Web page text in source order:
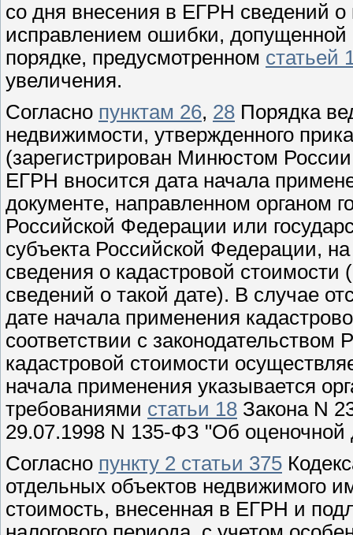
со дня внесения в ЕГРН сведений о
исправлением ошибки, допущенной
порядке, предусмотренном статьей
увеличения.
Согласно пунктам 26, 28 Порядка
недвижимости, утвержденного
(зарегистрирован Минюстом
ЕГРН вносится дата начала
документе, направленном органом
Российской Федерации или
субъекта Российской Федерации,
сведения о кадастровой
сведений о такой дате). В случае
дате начала применения
соответствии с
кадастровой стоимости
начала применения указывается
требованиями статьи 18 Закона N
29.07.1998 N 135-ФЗ "Об оценочной
Согласно пункту 2 статьи 375
отдельных объектов недвижимого
стоимость, внесенная в ЕГРН и